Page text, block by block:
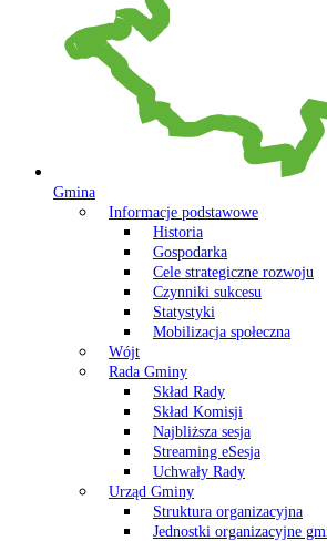
Gmina
Informacje podstawowe
Historia
Gospodarka
Cele strategiczne rozwoju
Czynniki sukcesu
Statystyki
Mobilizacja społeczna
Wójt
Rada Gminy
Skład Rady
Skład Komisji
Najbliższa sesja
Streaming eSesja
Uchwały Rady
Urząd Gminy
Struktura organizacyjna
Jednostki organizacyjne